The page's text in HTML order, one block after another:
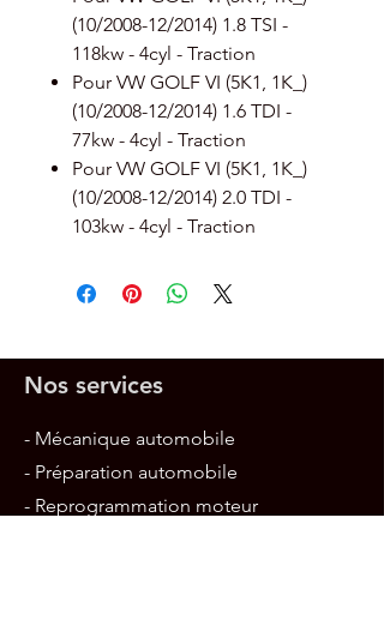
(10/2008-12/2014) 1.8 TSI -
118kw - 4cyl - Traction
Pour VW GOLF VI (5K1, 1K_)
(10/2008-12/2014) 1.6 TDI -
77kw - 4cyl - Traction
Pour VW GOLF VI (5K1, 1K_)
(10/2008-12/2014) 2.0 TDI -
103kw - 4cyl - Traction
Nos services
- Mécanique automobile
- Préparation automobile
- Reprogrammation moteur